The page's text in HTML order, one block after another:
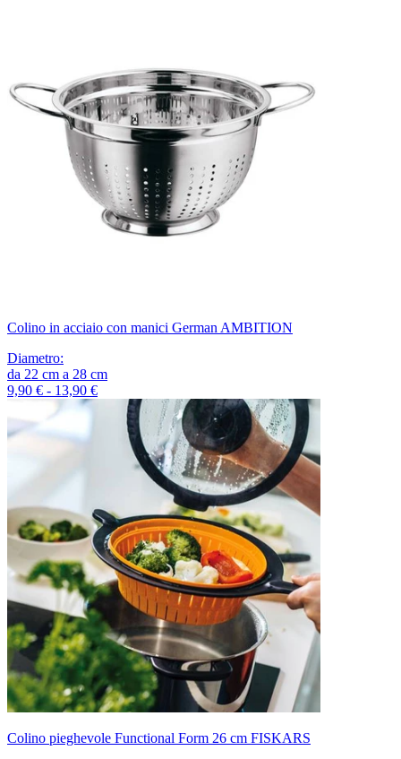
Colino in acciaio con manici German AMBITION
Diametro:
da 22 cm a 28 cm
9,90 € - 13,90 €
Colino pieghevole Functional Form 26 cm FISKARS